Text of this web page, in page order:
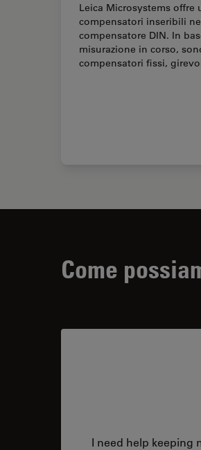
Leica Microsystems offre
compensatori inseribili
compensatore DIN. In
misurazione in corso,
compensatori fissi,
Come
I need help keeping